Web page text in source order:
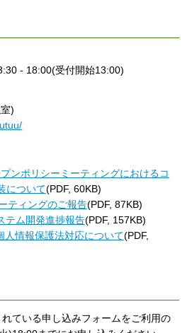
- 18:00(受付開始13:00)
)
ンポリシーミーティングにおけるコ
について(PDF, 60KB)
ティングのご報告(PDF, 87KB)
テム開発進捗報告(PDF, 157KB)
人情報保護法対応について(PDF,
ている申し込みフォームをご利用の